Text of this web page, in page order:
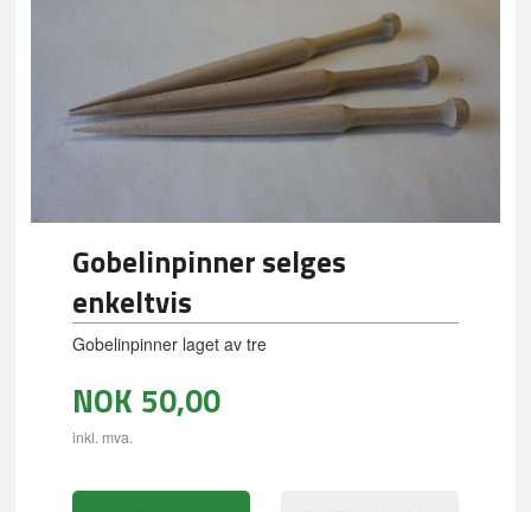
Gobelinpinner selges
enkeltvis
Gobelinpinner laget av tre
NOK 50,00
inkl. mva.